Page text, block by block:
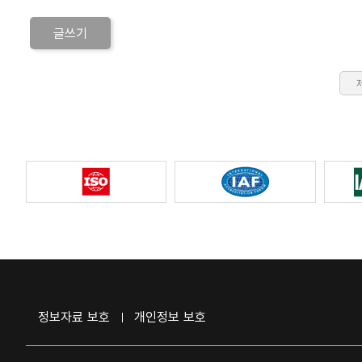
글쓰기
정보자료 보호 개인정보 보호